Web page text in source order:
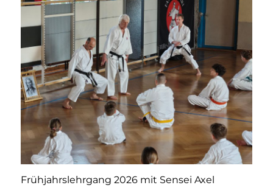
Frühjahrslehrgang 2026 mit Sensei Axel